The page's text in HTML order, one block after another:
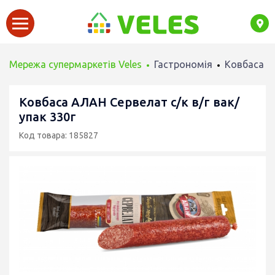
Мережа супермаркетів Veles Гастрономія Ковбаса
Ковбаса АЛАН Сервелат с/к в/г вак/
упак 330г
Код товара: 185827